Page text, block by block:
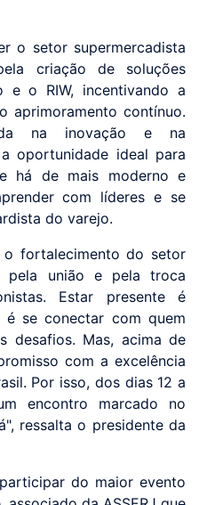
o setor supermercadista
criação de soluções
e o RIW, incentivando a
aprimoramento contínuo.
na inovação e na
oportunidade ideal para
há de mais moderno e
com líderes e se
do varejo.
o fortalecimento do setor
pela união e pela troca
Estar presente é
é se conectar com quem
desafios. Mas, acima de
com a excelência
Por isso, dos dias 12 a
encontro marcado no
ressalta o presidente da
do maior evento